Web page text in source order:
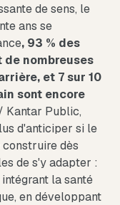
de sens, le
ans se
, 93 % des
nombreuses
et 7 sur 10
sont encore
Kantar Public,
d'anticiper si le
construire dès
de s'y adapter :
la santé
en développant